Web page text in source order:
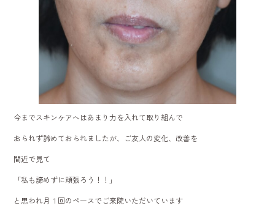
今までスキンケアへはあまり力を入れて取り組んで
おられず諦めておられましたが、ご友人の変化、改善を
間近で見て
「私も諦めずに頑張ろう！！」
と思われ月１回のペースでご来院いただいています